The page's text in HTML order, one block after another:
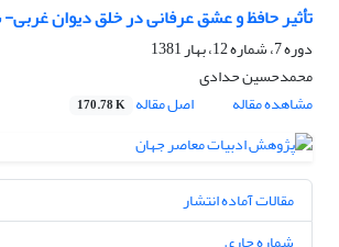
تأثیر حافظ و عشق عرفانی در خلق دیوان
دوره 7، شماره 12، بهار 1381
محمدحسین حدادی
مشاهده مقاله
اصل مقاله 170.78 K
مقالات آماده انتشار